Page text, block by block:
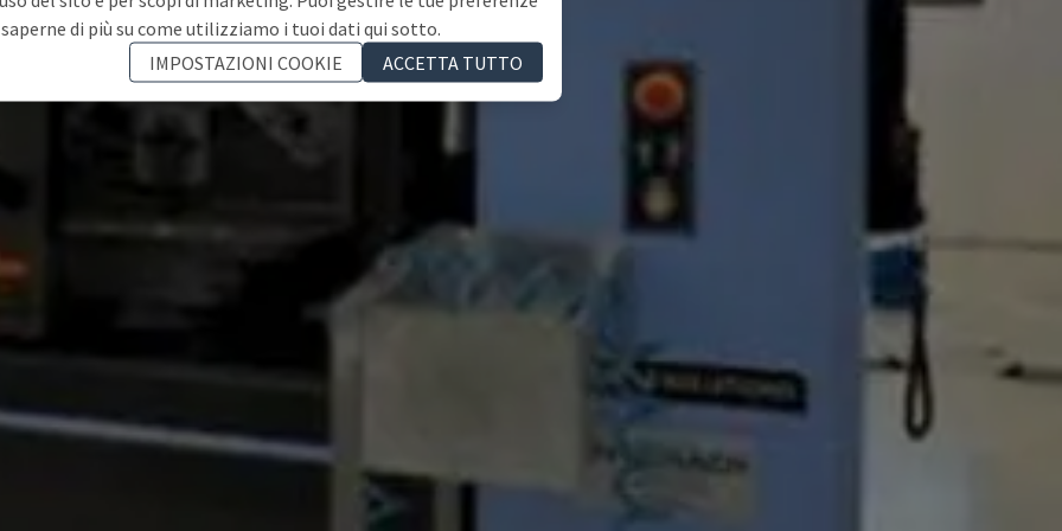
di più su come utilizziamo i tuoi dati qui sotto.
IMPOSTAZIONI COOKIE
ACCETTA TUTTO